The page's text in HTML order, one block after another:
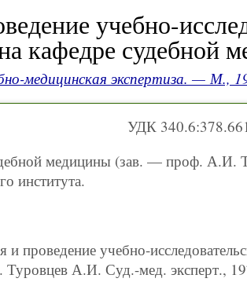
учебно-
кафедре судебной
медицинская экспертиза. — М.,
УДК
медицины (зав. — проф. А.И.
института.
и проведение учебно-
Туровцев А.И. Суд.-мед. эксперт.,